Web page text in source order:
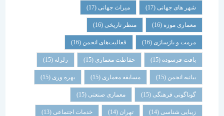
شهر های جهانی(17) میراث جهانی(17)
معماری موزه(16) منظر تاریخی (16)
مرمت و بازسازی(16) فعالیت‌های انجمن(16)
بافت فرسوده (15) حفاظت معماری (15) زلزله
بیانیه انجمن(15) مسابقه معماری (15) بهره وری(15)
گوناگونی فرهنگی (15) معماری صنعتی(15)
زیبایی شناسی (14) تهران خدمات اجتماعی (13)